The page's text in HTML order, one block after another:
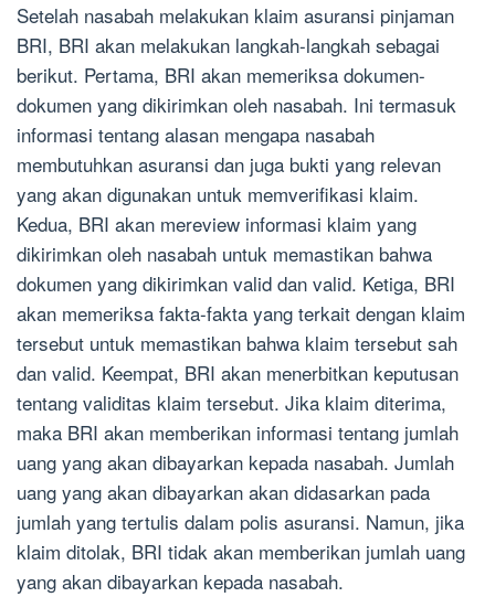
Setelah nasabah melakukan klaim asuransi pinjaman
BRI, BRI akan melakukan langkah-langkah sebagai
berikut. Pertama, BRI akan memeriksa dokumen-
dokumen yang dikirimkan oleh nasabah. Ini termasuk
informasi tentang alasan mengapa nasabah
membutuhkan asuransi dan juga bukti yang relevan
yang akan digunakan untuk memverifikasi klaim.
Kedua, BRI akan mereview informasi klaim yang
dikirimkan oleh nasabah untuk memastikan bahwa
dokumen yang dikirimkan valid dan valid. Ketiga, BRI
akan memeriksa fakta-fakta yang terkait dengan klaim
tersebut untuk memastikan bahwa klaim tersebut sah
dan valid. Keempat, BRI akan menerbitkan keputusan
tentang validitas klaim tersebut. Jika klaim diterima,
maka BRI akan memberikan informasi tentang jumlah
uang yang akan dibayarkan kepada nasabah. Jumlah
uang yang akan dibayarkan akan didasarkan pada
jumlah yang tertulis dalam polis asuransi. Namun, jika
klaim ditolak, BRI tidak akan memberikan jumlah uang
yang akan dibayarkan kepada nasabah.